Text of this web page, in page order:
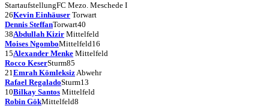
StartaufstellungFC Mezo. Meschede I
26Kevin Einhäuser Torwart
Dennis SteffanTorwart40
38Abdullah Kizir Mittelfeld
Moises NgomboMittelfeld16
15Alexander Menke Mittelfeld
Rocco KeserSturm85
21Emrah KömleksizAbwehr
Rafael RegaladoSturm13
10Bilkay Santos Mittelfeld
Robin GökMittelfeld8